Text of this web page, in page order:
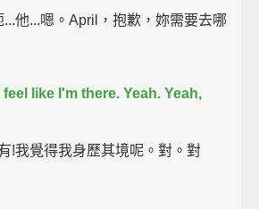
他...嗯。April，抱歉，妳需要去哪
I feel like I'm there. Yeah. Yeah,
!我覺得我身歷其境呢。對。對